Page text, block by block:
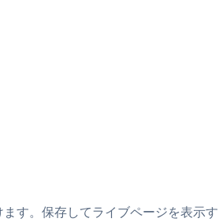
。保存してライブページを表示す